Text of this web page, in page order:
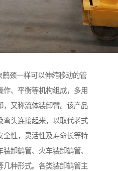
鹤颈一样可以伸缩移动的管
、平衡等机构组成，多用
，又称流体装卸臂。该产品
弯头连接起来，以取代老式
全性，灵活性及寿命长等特
卸鹤管、火车装卸鹤管、
几种形式。各类装卸鹤管主